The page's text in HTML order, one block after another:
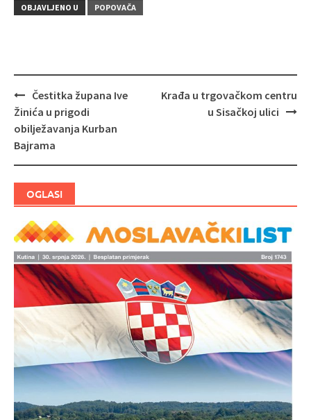
OBJAVLJENO U POPOVAČA
Navigacija
objava
Čestitka župana Ive
Žinića u prigodi
obilježavanja Kurban
Bajrama
Krađa u trgovačkom centru
u Sisačkoj ulici
OGLASI